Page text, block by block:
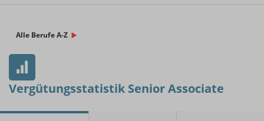
Alle Berufe A-Z
Vergütungsstatistik Senior Associate